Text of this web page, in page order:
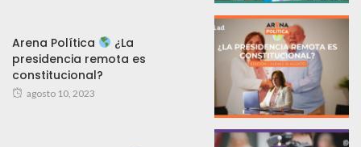
Arena Política
¿La
presidencia remota es
constitucional?
agosto 10, 2023